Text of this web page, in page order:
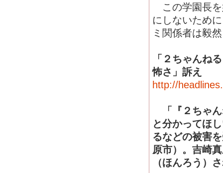
この学園長を
にしないため
ミ関係者は毅
「２ちゃんね
怖さ」訴え
http://
「『２ちゃん
と分かってほ
るなどの被害
原市）。吉崎
（ほんろう）